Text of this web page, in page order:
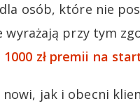
osób, które nie
przy tym
1000 zł premii na
jak i obecni